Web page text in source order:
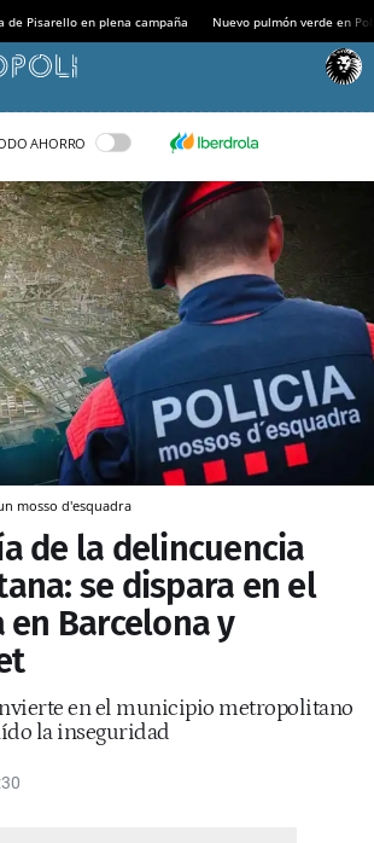
de Pisarello en plena campaña Nuevo pulmón verde en
AHORRO
mosso d'esquadra
de la delincuencia
se dispara en el
en Barcelona y
en el municipio metropolitano
la inseguridad